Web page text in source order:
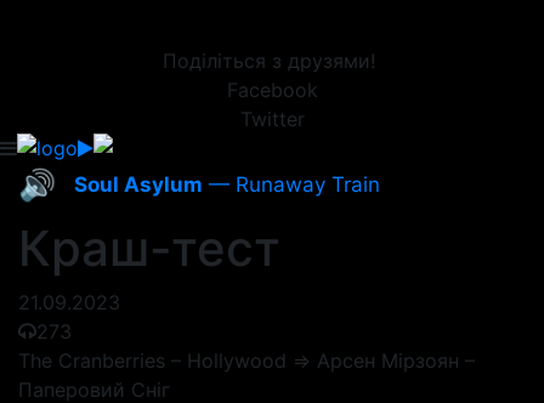
Поділіться з друзями!
Facebook
Twitter
🔊 Soul Asylum — Runaway Train
Краш-тест
21.09.2023
273
The Cranberries – Hollywood => Арсен Мірзоян –
Паперовий Сніг